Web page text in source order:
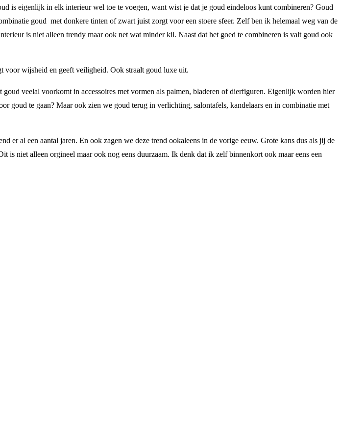
is eigenlijk in elk interieur wel toe te voegen, want wist je dat je goud eindeloos kunt combineren? Goud
goud met donkere tinten of zwart juist zorgt voor een stoere sfeer. Zelf ben ik helemaal weg van de
is niet alleen trendy maar ook net wat minder kil. Naast dat het goed te combineren is valt goud ook
voor wijsheid en geeft veiligheid. Ook straalt goud luxe uit.
veelal voorkomt in accessoires met vormen als palmen, bladeren of dierfiguren. Eigenlijk worden hier
goud te gaan? Maar ook zien we goud terug in verlichting, salontafels, kandelaars en in combinatie met
er al een aantal jaren. En ook zagen we deze trend ookaleens in de vorige eeuw. Grote kans dus als jij de
niet alleen orgineel maar ook nog eens duurzaam. Ik denk dat ik zelf binnenkort ook maar eens een